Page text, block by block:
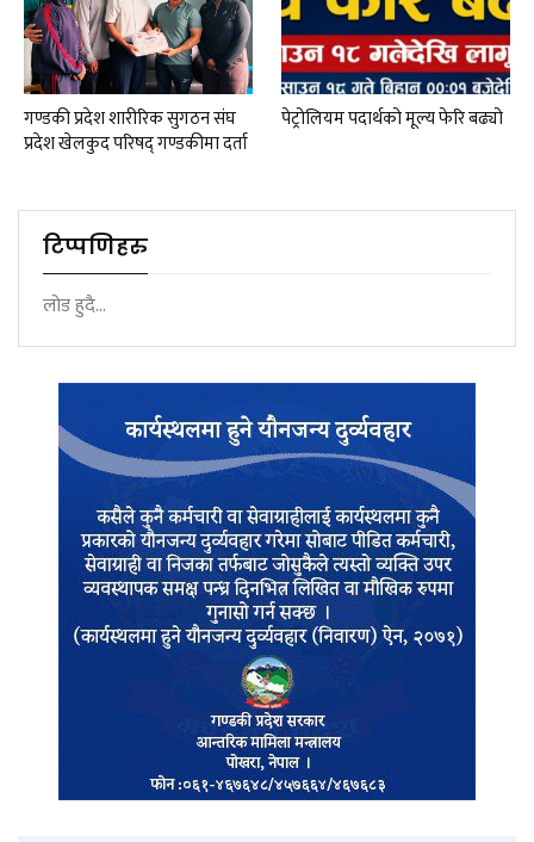
गण्डकी प्रदेश शारीरिक सुगठन संघ
प्रदेश खेलकुद परिषद् गण्डकीमा दर्ता
पेट्रोलियम पदार्थको मूल्य फेरि बढ्यो
टिप्पणिहरु
लोड हुदै...